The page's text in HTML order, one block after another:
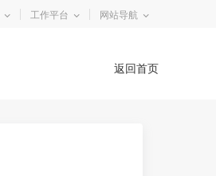
工作平台 网站导航
返回首页